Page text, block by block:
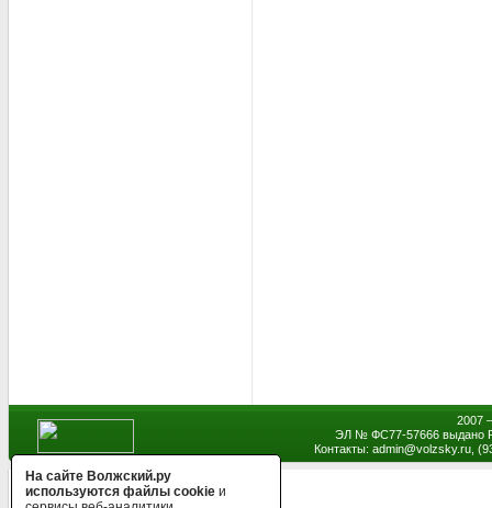
2007
ЭЛ № ФС77-57666 выдано
Контакты: admin@volzsky.ru,
На сайте Волжский.ру
используются файлы cookie и